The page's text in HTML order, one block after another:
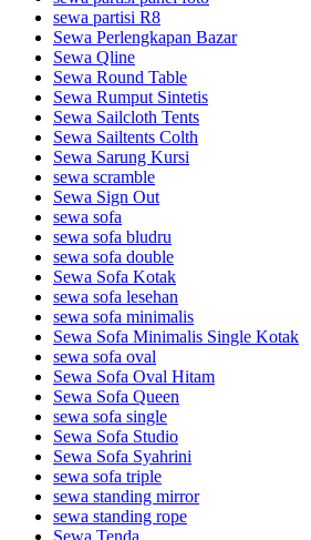
sewa partisi R8
Sewa Perlengkapan Bazar
Sewa Qline
Sewa Round Table
Sewa Rumput Sintetis
Sewa Sailcloth Tents
Sewa Sailtents Colth
Sewa Sarung Kursi
sewa scramble
Sewa Sign Out
sewa sofa
sewa sofa bludru
sewa sofa double
Sewa Sofa Kotak
sewa sofa lesehan
sewa sofa minimalis
Sewa Sofa Minimalis Single Kotak
sewa sofa oval
Sewa Sofa Oval Hitam
Sewa Sofa Queen
sewa sofa single
Sewa Sofa Studio
Sewa Sofa Syahrini
sewa sofa triple
sewa standing mirror
sewa standing rope